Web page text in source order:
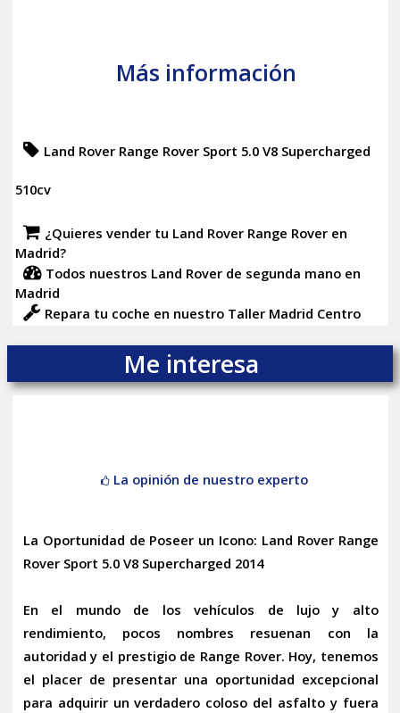
Más información
Land Rover Range Rover Sport 5.0 V8 Supercharged
510cv
¿Quieres vender tu Land Rover Range Rover en
Madrid?
Todos nuestros Land Rover de segunda mano en
Madrid
Repara tu coche en nuestro Taller Madrid Centro
Me interesa
La opinión de nuestro experto
La Oportunidad de Poseer un Icono: Land Rover Range
Rover Sport 5.0 V8 Supercharged 2014
En el mundo de los vehículos de lujo y alto
rendimiento, pocos nombres resuenan con la
autoridad y el prestigio de Range Rover. Hoy, tenemos
el placer de presentar una oportunidad excepcional
para adquirir un verdadero coloso del asfalto y fuera